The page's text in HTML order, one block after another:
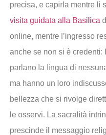
precisa, e capirla mentre li
visita guidata alla Basilica
online, mentre l’ingresso
anche se non si è credenti:
parlano la lingua di
ma hanno un loro
bellezza che si rivolge
le osservi. La sacralità
prescinde il messaggio